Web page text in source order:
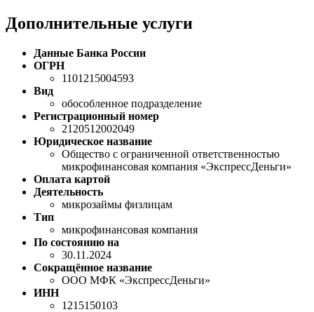
Дополнительные услуги
Данные Банка России
ОГРН
1101215004593
Вид
обособленное подразделение
Регистрационный номер
2120512002049
Юридическое название
Общество с ограниченной ответственностью
микрофинансовая компания «ЭкспрессДеньги»
Оплата картой
Деятельность
микрозаймы физлицам
Тип
микрофинансовая компания
По состоянию на
30.11.2024
Сокращённое название
ООО МФК «ЭкспрессДеньги»
ИНН
1215150103